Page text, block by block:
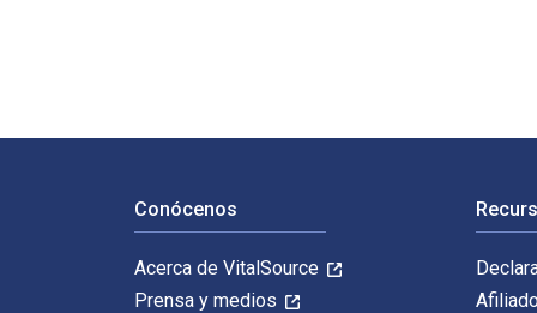
Conócenos
Acerca de VitalSource
Prensa y medios